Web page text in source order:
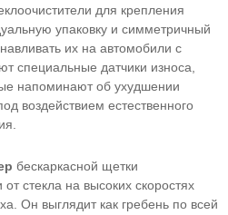
для крепления
упаковку и симметричный
их на автомобили с
специальные датчики износа,
напоминают об ухудшении
воздействием естественного
бескаркасной щетки
стекла на высоких скоростях
Он выглядит как гребень по всей